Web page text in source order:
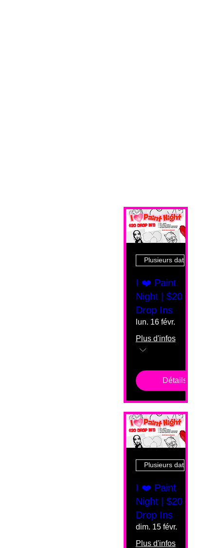
Plusieurs dates
I ❤️ Paint
Night | $20
Drop Ins
lun. 16 févr.
Plus d'infos
Détails
Plusieurs dates
I ❤️ Paint
Night | $20
Drop Ins
dim. 15 févr.
Plus d'infos